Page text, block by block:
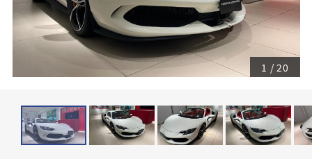
1 /20